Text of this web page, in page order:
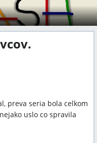
preva seria bola celkom
uslo co spravila